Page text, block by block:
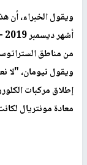
ويقول الخبراء، أن
من مناطق
ويقول نيومان، "لا
إطلاق مركبات
معادة مونتريال